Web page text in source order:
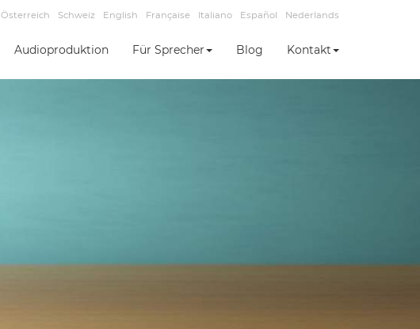
Österreich Schweiz English Française Italiano Español Nederlands
Audioproduktion Für Sprecher Blog Kontakt